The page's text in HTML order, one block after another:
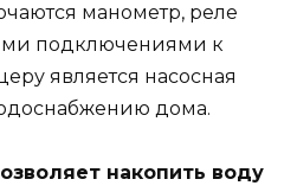
манометр, реле
подключениями к
является насосная
дома.
накопить воду